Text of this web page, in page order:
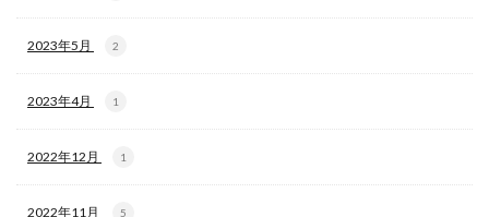
2023年5月 2
2023年4月 1
2022年12月 1
2022年11月 5